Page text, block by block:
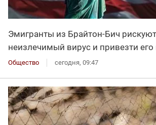
Эмигранты из Брайтон-Бич
неизлечимый вирус и привезти
Общество сегодня, 09:47